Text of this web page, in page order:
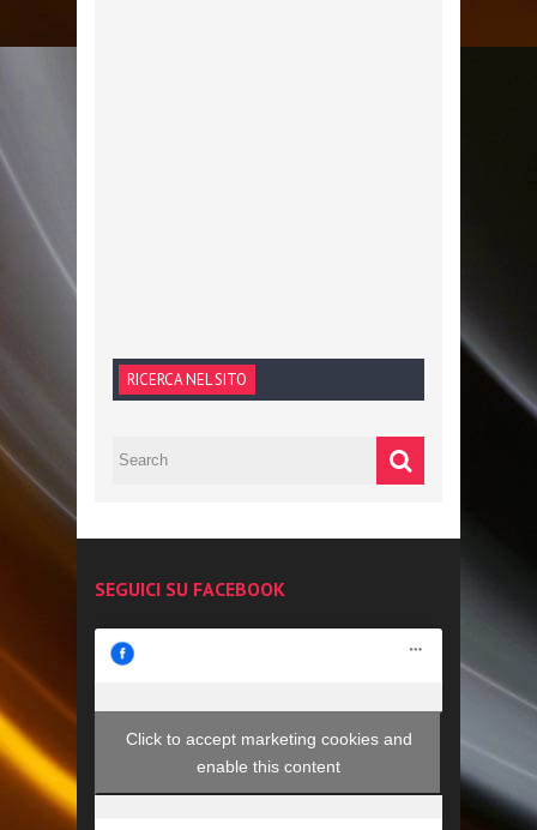
RICERCA NEL SITO
SEGUICI SU FACEBOOK
Click to accept marketing cookies and
enable this content